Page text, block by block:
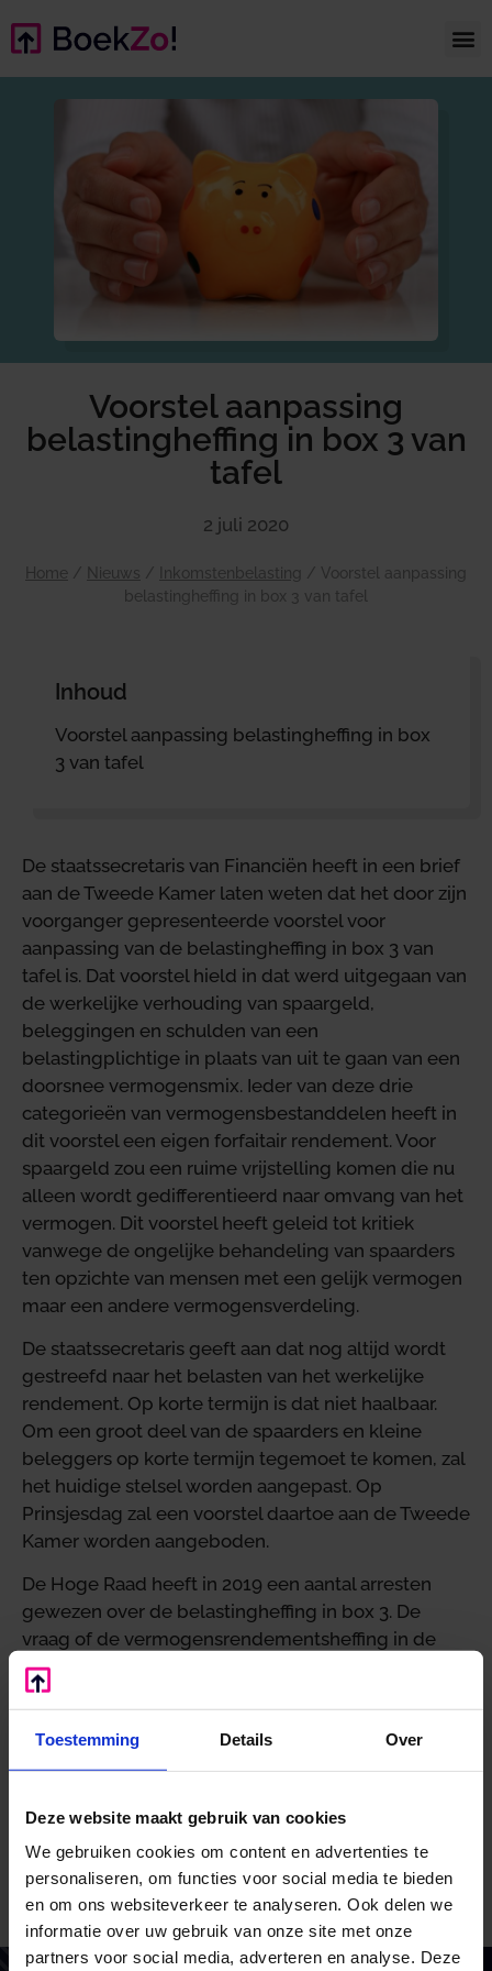
Toestemming Details Over
Deze website maakt gebruik van cookies
We gebruiken cookies om content en advertenties te
personaliseren, om functies voor social media te bieden
en om ons websiteverkeer te analyseren. Ook delen we
informatie over uw gebruik van onze site met onze
partners voor social media, adverteren en analyse. Deze
Voorstel aanpassing
belastingheffing in box 3 van
tafel
2 juli 2020
Home / Nieuws / Inkomstenbelasting / Voorstel aanpassing
belastingheffing in box 3 van tafel
Inhoud
Voorstel aanpassing belastingheffing in box
3 van tafel
De staatssecretaris van Financiën heeft in een brief
aan de Tweede Kamer laten weten dat het door zijn
voorganger gepresenteerde voorstel voor
aanpassing van de belastingheffing in box 3 van
tafel is. Dat voorstel hield in dat werd uitgegaan van
de werkelijke verhouding van spaargeld,
beleggingen en schulden van een
belastingplichtige in plaats van uit te gaan van een
doorsnee vermogensmix. Ieder van deze drie
categorieën van vermogensbestanddelen heeft in
dit voorstel een eigen forfaitair rendement. Voor
spaargeld zou een ruime vrijstelling komen die nu
alleen wordt gedifferentieerd naar omvang van het
vermogen. Dit voorstel heeft geleid tot kritiek
vanwege de ongelijke behandeling van spaarders
ten opzichte van mensen met een gelijk vermogen
maar een andere vermogensverdeling.
De staatssecretaris geeft aan dat nog altijd wordt
gestreefd naar het belasten van het werkelijke
rendement. Op korte termijn is dat niet haalbaar.
Om een groot deel van de spaarders en kleine
beleggers op korte termijn tegemoet te komen, zal
het huidige stelsel worden aangepast. Op
Prinsjesdag zal een voorstel daartoe aan de Tweede
Kamer worden aangeboden.
De Hoge Raad heeft in 2019 een aantal arresten
gewezen over de belastingheffing in box 3. De
vraag of de vermogensrendementsheffing in de
jaren 2013-2016 een schending inhield van het
recht op het ongestoorde genot van eigendom,
Europees Verdrag voor de Rechten van de Mens en
fundamentele vrijheden, is moeilijk te
kabinetsreactie hierover met Prinsjesdag naar de
Tweede Kamer te kunnen sturen.
Bron: Ministerie van Financiën | publicatie | 2020-0000121324 |
30-06-2020